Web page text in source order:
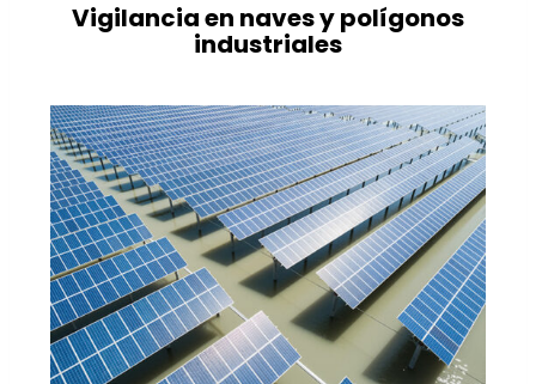
Vigilancia en naves y polígonos
industriales